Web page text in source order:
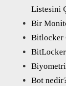
Listesini
Bir
Bitlocker
Bot